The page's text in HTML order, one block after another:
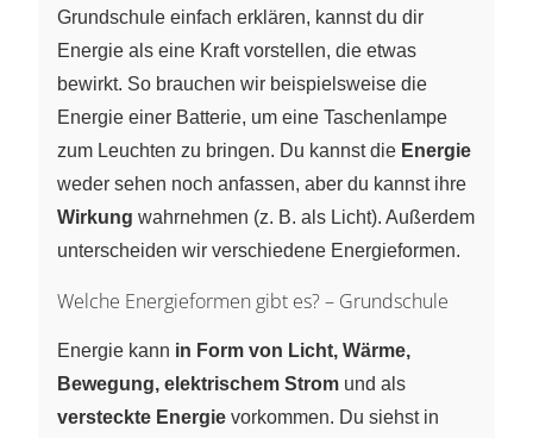
Grundschule einfach erklären, kannst du dir
Energie als eine Kraft vorstellen, die etwas
bewirkt. So brauchen wir beispielsweise die
Energie einer Batterie, um eine Taschenlampe
zum Leuchten zu bringen. Du kannst die Energie
weder sehen noch anfassen, aber du kannst ihre
Wirkung wahrnehmen (z. B. als Licht). Außerdem
unterscheiden wir verschiedene Energieformen.
Welche Energieformen gibt es? – Grundschule
Energie kann in Form von Licht, Wärme,
Bewegung, elektrischem Strom und als
versteckte Energie vorkommen. Du siehst in